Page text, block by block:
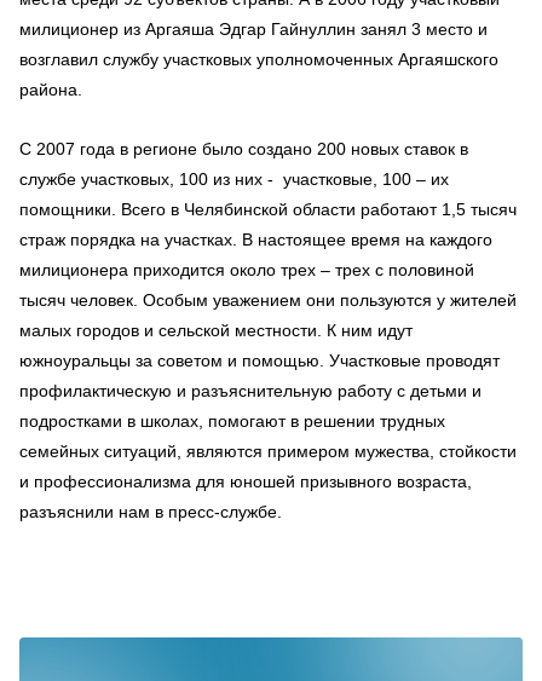
милиционер из Аргаяша Эдгар Гайнуллин занял 3 место и
возглавил службу участковых уполномоченных Аргаяшского
района.
С 2007 года в регионе было создано 200 новых ставок в
службе участковых, 100 из них - участковые, 100 – их
помощники. Всего в Челябинской области работают 1,5 тысяч
страж порядка на участках. В настоящее время на каждого
милиционера приходится около трех – трех с половиной
тысяч человек. Особым уважением они пользуются у жителей
малых городов и сельской местности. К ним идут
южноуральцы за советом и помощью. Участковые проводят
профилактическую и разъяснительную работу с детьми и
подростками в школах, помогают в решении трудных
семейных ситуаций, являются примером мужества, стойкости
и профессионализма для юношей призывного возраста,
разъяснили нам в пресс-службе.